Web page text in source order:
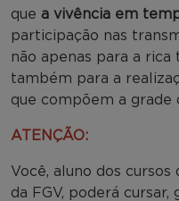
que a vivência em
participação nas
não apenas para a
também para a
que compõem a grade
ATENÇÃO:
Você, aluno dos
da FGV, poderá cursar,